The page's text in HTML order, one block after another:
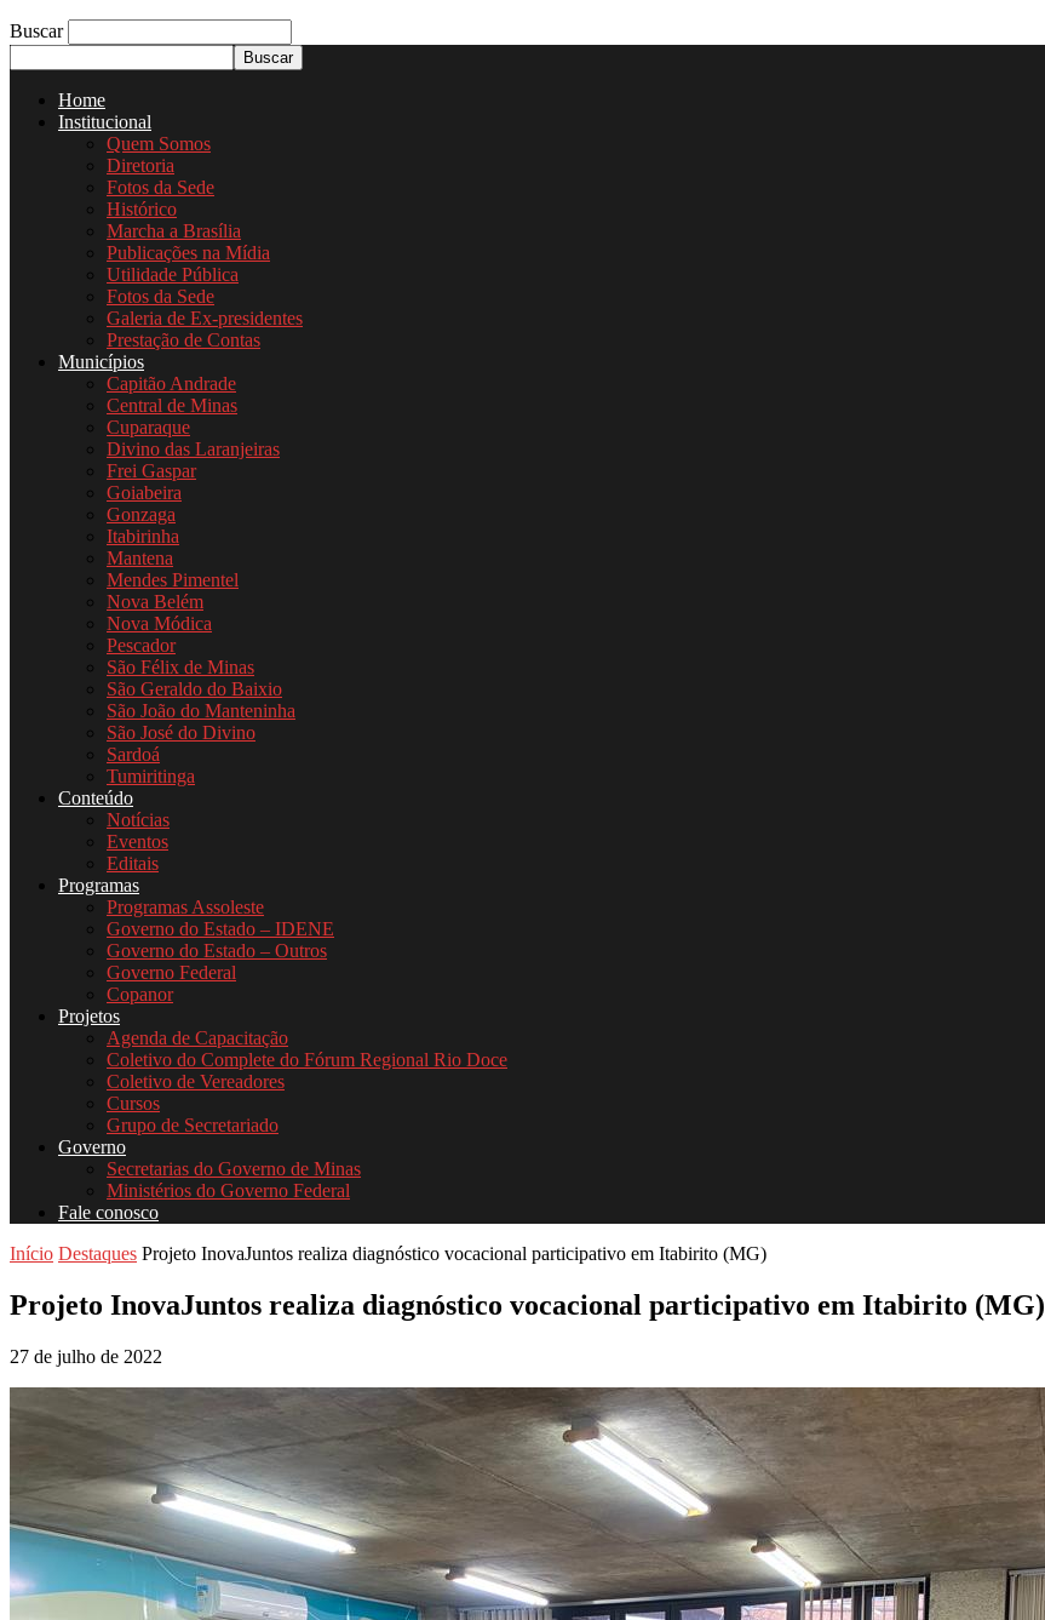
Buscar
Home
Institucional
Quem Somos
Diretoria
Fotos da Sede
Histórico
Marcha a Brasília
Publicações na Mídia
Utilidade Pública
Fotos da Sede
Galeria de Ex-presidentes
Prestação de Contas
Municípios
Capitão Andrade
Central de Minas
Cuparaque
Divino das Laranjeiras
Frei Gaspar
Goiabeira
Gonzaga
Itabirinha
Mantena
Mendes Pimentel
Nova Belém
Nova Módica
Pescador
São Félix de Minas
São Geraldo do Baixio
São João do Manteninha
São José do Divino
Sardoá
Tumiritinga
Conteúdo
Notícias
Eventos
Editais
Programas
Programas Assoleste
Governo do Estado – IDENE
Governo do Estado – Outros
Governo Federal
Copanor
Projetos
Agenda de Capacitação
Coletivo do Complete do Fórum Regional Rio Doce
Coletivo de Vereadores
Cursos
Grupo de Secretariado
Governo
Secretarias do Governo de Minas
Ministérios do Governo Federal
Fale conosco
Início Destaques Projeto InovaJuntos realiza diagnóstico vocacional participativo em Itabirito (MG)
Projeto InovaJuntos realiza diagnóstico vocacional participativo em Itabirito (MG)
27 de julho de 2022